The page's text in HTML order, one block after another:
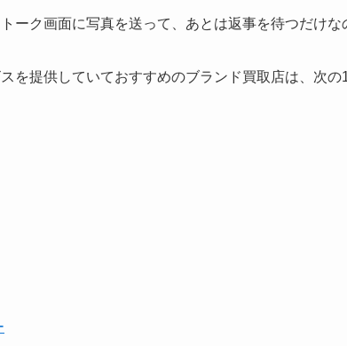
ーク画面に写真を送って、あとは返事を待つだけな
を提供していておすすめのブランド買取店は、次の